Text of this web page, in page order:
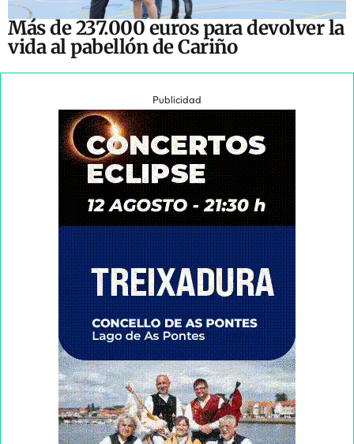
Más de 237.000 euros para devolver la
vida al pabellón de Cariño
Publicidad